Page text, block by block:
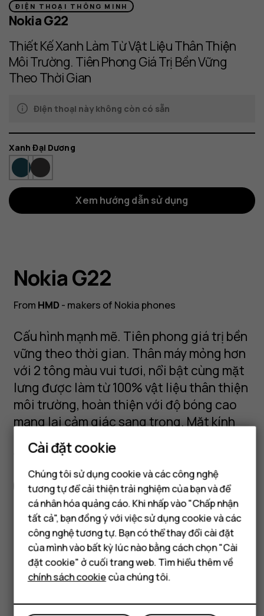
Điện thoại thông minh
Điện thoại phổ thông
Máy tính bảng
ĐIỆN THOẠI THÔNG MINH
Nokia G22
Thiết Kế Xanh Làm Từ Vật Liệu Thân Thiện
Môi Trường. Tiên Phong Giá Trị Bền Vững
Theo Thời Gian
Điện thoại này không còn có sẵn
Màu
sắc
Xanh Đại Dương
Xem hướng dẫn sử dụng
Nokia G22
From HMD- makers of Nokia phones
Cấu hình mạnh mẽ. Tiên phong giá trị bền
vững theo thời gian. Thân máy mỏng hơn
với 2 tông màu vui tươi, nổi bật cùng mặt
lưng được làm từ 100% vật liệu thân thiện
môi trường, hoàn thiện với độ bóng cao
mang lại cảm giác sang trọng. Mặt kính
cường lực Corning® Gorilla® Glass 3 giúp
tăng thêm độ bền.
Thông số kỹ thuật đầy đủ
Got questions?
Cài đặt cookie
Chúng tôi sử dụng cookie và các công nghệ
tương tự để cải thiện trải nghiệm của bạn và để
cá nhân hóa quảng cáo. Khi nhấp vào "Chấp nhận
tất cả", bạn đồng ý với việc sử dụng cookie và các
công nghệ tương tự. Bạn có thể thay đổi cài đặt
của mình vào bất kỳ lúc nào bằng cách chọn "Cài
đặt cookie" ở cuối trang web. Tìm hiểu thêm về
chính sách cookiecủa chúng tôi.